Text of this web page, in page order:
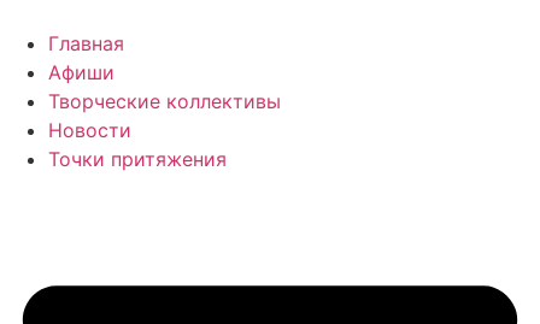
содержимому
Главная
Афиши
Творческие коллективы
Новости
Точки притяжения